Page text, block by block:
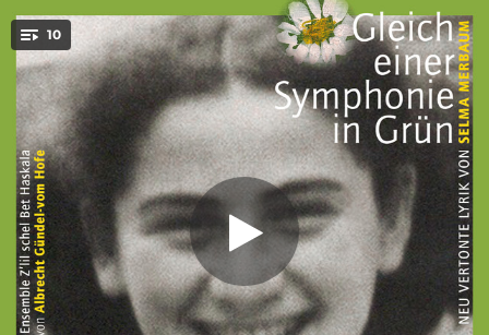
You're all set!
10 Abend (II)
Abend (II)
04:09
Welkes Blatt
05:15
Vormittag
04:20
Sehnsuchtlied
05:25
Schlaflied für mich
02:53
Lied
04:26